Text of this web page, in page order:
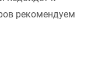
рекомендуем